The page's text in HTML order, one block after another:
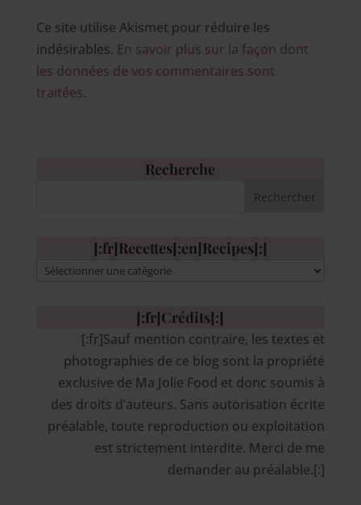
Ce site utilise Akismet pour réduire les
indésirables. En savoir plus sur la façon dont
les données de vos commentaires sont
traitées.
Recherche
[:fr]Recettes[:en]Recipes[:]
[:fr]Recettes[:en]Recipes[:]
[:fr]Crédits[:]
[:fr]Sauf mention contraire, les textes et
photographies de ce blog sont la propriété
exclusive de Ma Jolie Food et donc soumis à
des droits d’auteurs. Sans autorisation écrite
préalable, toute reproduction ou exploitation
est strictement interdite. Merci de me
demander au préalable.[:]